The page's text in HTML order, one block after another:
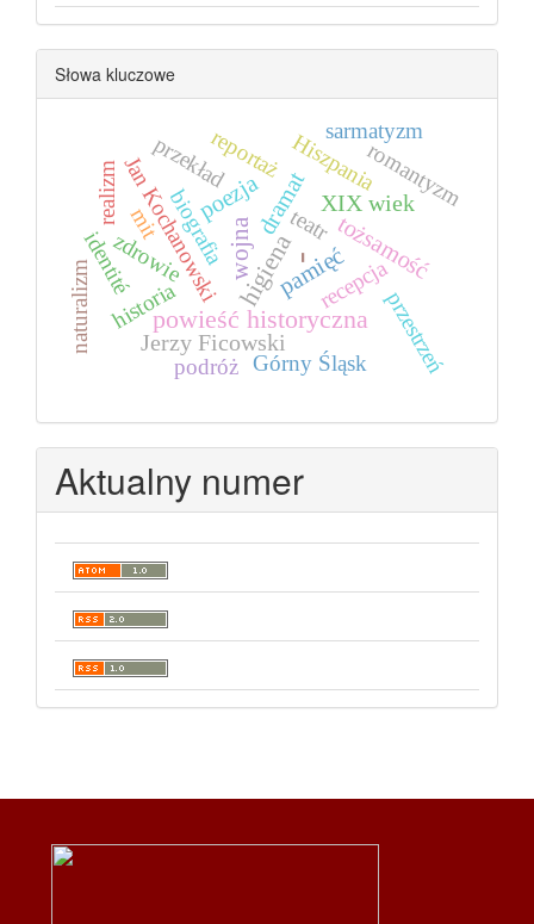
Słowa kluczowe
-
wojna
higiena
powieść historyczna
pamięć
XIX wiek
tożsamość
dramat
poezja
Jerzy Ficowski
Hiszpania
historia
Jan Kochanowski recepcja
romantyzm
Górny Śląsk
reportaż
przekład
przestrzeń
zdrowie
identité
realizm
podróż
biografia teatr
mit
sarmatyzm
naturalizm
Aktualny numer